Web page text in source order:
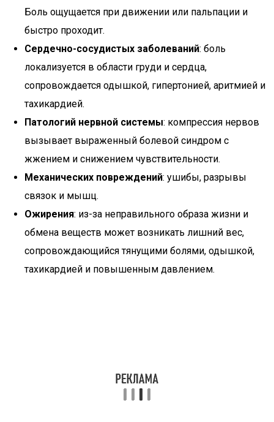
Боль ощущается при движении или пальпации и
быстро проходит.
Сердечно-сосудистых заболеваний: боль
локализуется в области груди и сердца,
сопровождается одышкой, гипертонией, аритмией и
тахикардией.
Патологий нервной системы: компрессия нервов
вызывает выраженный болевой синдром с
жжением и снижением чувствительности.
Механических повреждений: ушибы, разрывы
связок и мышц.
Ожирения: из-за неправильного образа жизни и
обмена веществ может возникать лишний вес,
сопровождающийся тянущими болями, одышкой,
тахикардией и повышенным давлением.